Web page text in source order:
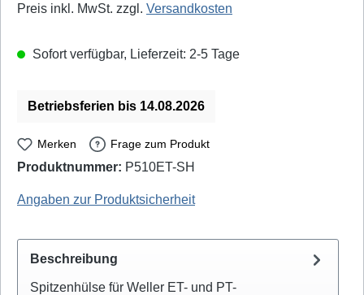
Preis inkl. MwSt. zzgl. Versandkosten
Sofort verfügbar, Lieferzeit: 2-5 Tage
Betriebsferien bis 14.08.2026
Merken Frage zum Produkt
Produktnummer: P510ET-SH
Angaben zur Produktsicherheit
Beschreibung
Spitzenhülse für Weller ET- und PT-